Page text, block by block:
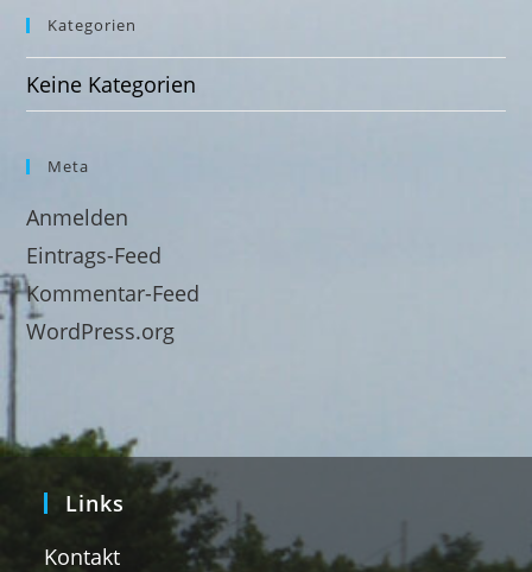
Kategorien
Keine Kategorien
Meta
Anmelden
Eintrags-Feed
Kommentar-Feed
WordPress.org
Links
Kontakt